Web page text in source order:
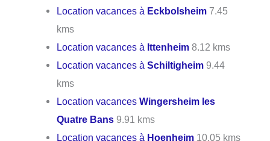
Location vacances à Eckbolsheim 7.45
kms
Location vacances à Ittenheim 8.12 kms
Location vacances àSchiltigheim 9.44
kms
Location vacancesWingersheim les
Quatre Bans 9.91 kms
Location vacances à Hoenheim 10.05 kms